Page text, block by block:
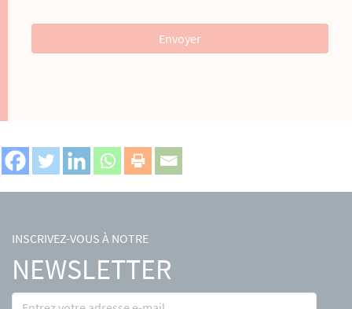
INSCRIVEZ-VOUS À NOTRE
NEWSLETTER